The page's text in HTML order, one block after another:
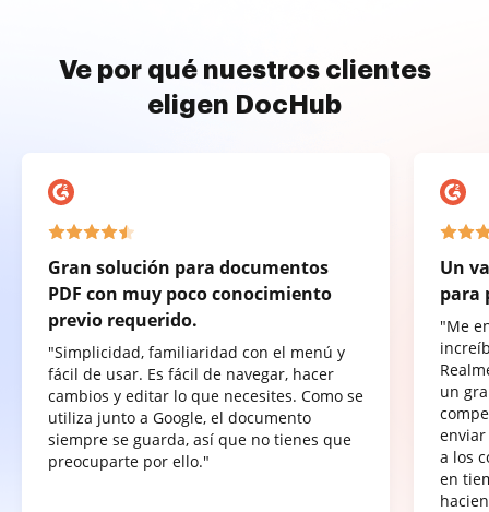
Ve por qué nuestros clientes
eligen DocHub
Gran solución para documentos
PDF con muy poco conocimiento
previo requerido.
"Simplicidad, familiaridad con el menú y
fácil de usar. Es fácil de navegar, hacer
cambios y editar lo que necesites. Como se
utiliza junto a Google, el documento
siempre se guarda, así que no tienes que
preocuparte por ello."
Un
para
"Me
un
a los
en